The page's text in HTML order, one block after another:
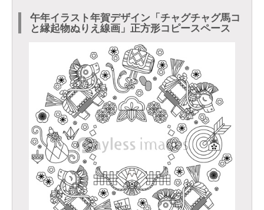
午年イラスト年賀デザイン「チャグチャグ馬コ
と縁起物ぬりえ線画」正方形コピースペース